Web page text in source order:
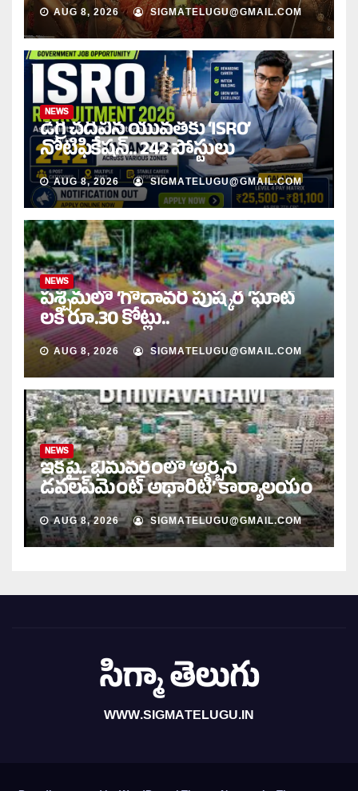
AUG 8, 2026 SIGMATELUGU@GMAIL.COM
NEWS
డిగ్రీ చదివిన యువతకు ‘ISRO’
నోటిఫికేషన్‌.. 242 పోస్టులు
AUG 8, 2026 SIGMATELUGU@GMAIL.COM
NEWS
పశ్చిమలో ‘గోదావరి పుష్కర ‘ఘాట్
లకి రూ.30 కోట్లు..
AUG 8, 2026 SIGMATELUGU@GMAIL.COM
NEWS
ఇకపై.. భీమవరంలో ‘అర్బన్‌
డవలప్‌మెంట్‌ అథారిటీ’ కార్యాలయం
AUG 8, 2026 SIGMATELUGU@GMAIL.COM
సిగ్మా తెలుగు
WWW.SIGMATELUGU.IN